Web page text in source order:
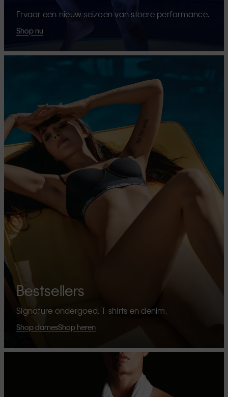
Ervaar een nieuw seizoen van stoere performance.
Shop nu
Bestsellers
Signature ondergoed, T-shirts en denim.
Shop damesShop heren